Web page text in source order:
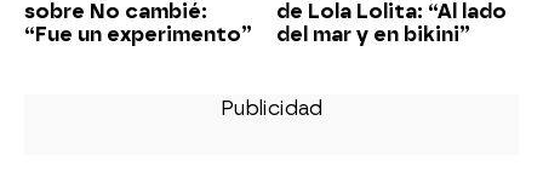
sobre No cambié:
“Fue un experimento”
de Lola Lolita: “Al lado
del mar y en bikini”